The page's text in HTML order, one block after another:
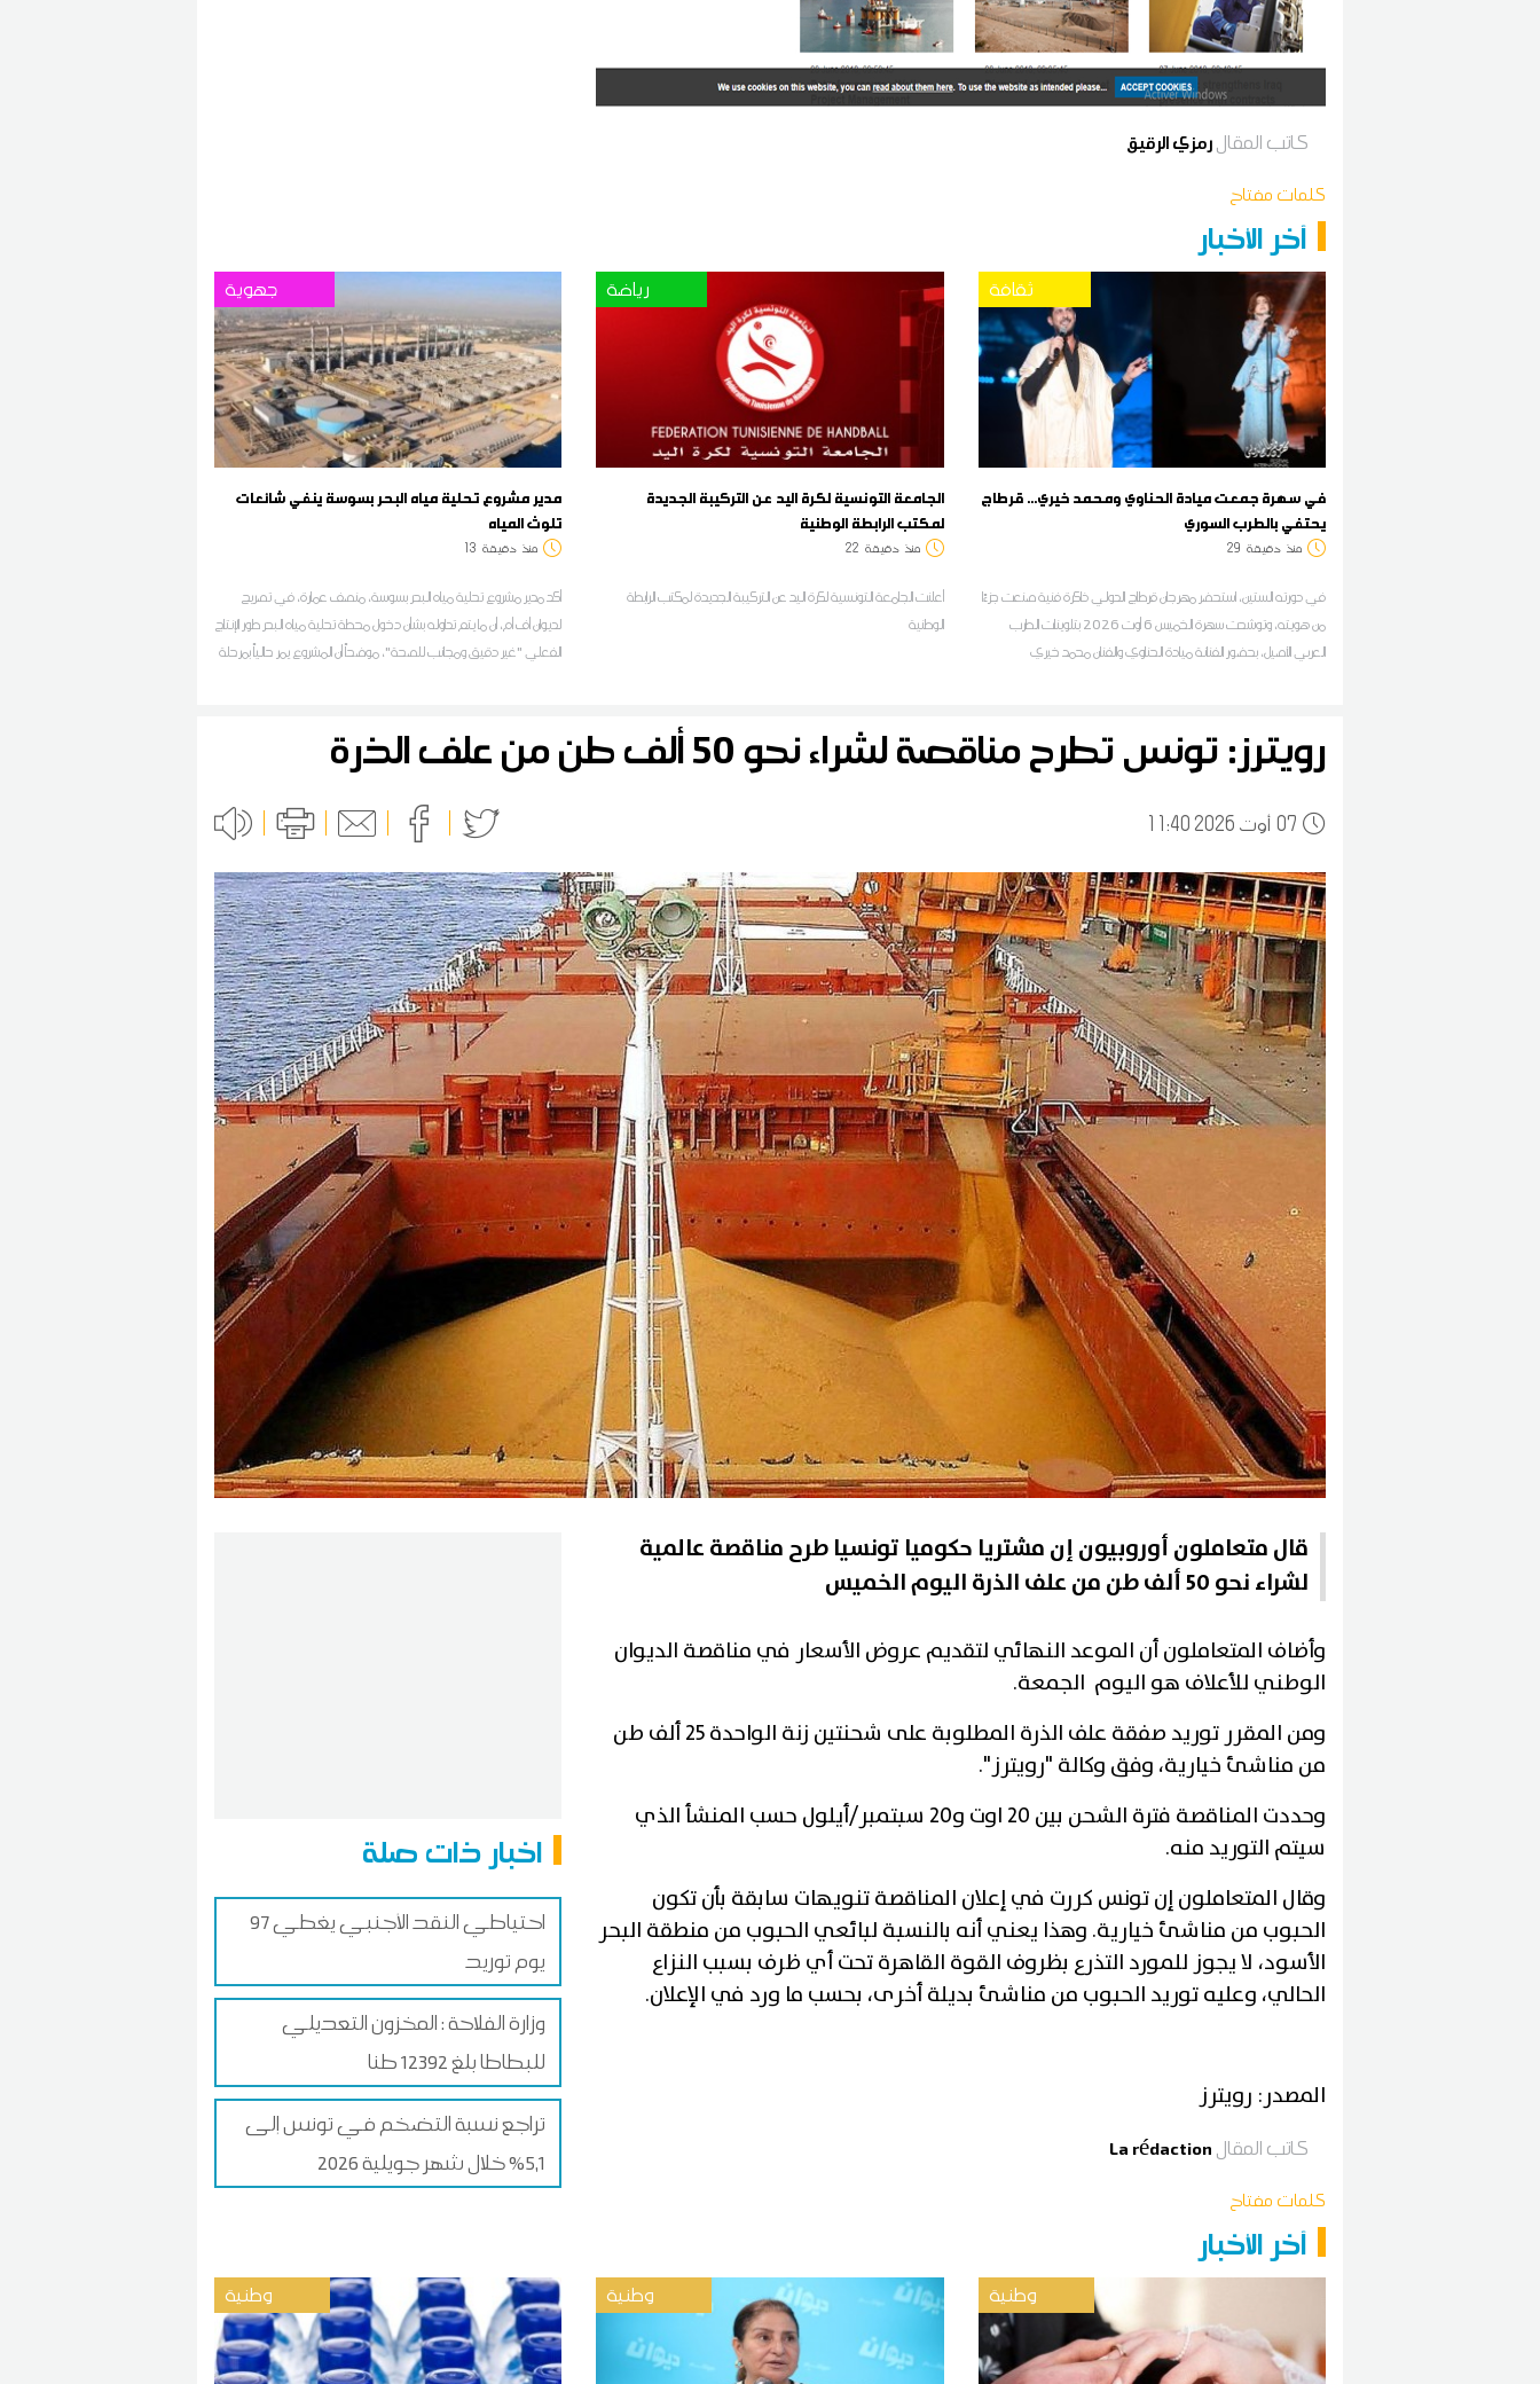
كاتب المقالرمزي الرقيق
كلمات مفتاح
آخر الأخبار
جهوية
مدير مشروع تحلية مياه البحر بسوسة ينفي شائعات
تلوث المياه
منذ دقيقة 13
أكد مدير مشروع تحلية مياه البحر بسوسة، منصف عمارة، في تصريح
لديوان أف أم، أن ما يتم تداوله بشأن دخول محطة تحلية مياه البحر طور الإنتاج
الفعلي "غير دقيق ومجانب للصحة"، موضحاً أن المشروع يمر حالياً بمرحلة
رياضة
الجامعة التونسية لكرة اليد عن التركيبة الجديدة
لمكتب الرابطة الوطنية
منذ دقيقة 22
أعلنت الجامعة التونسية لكرة اليد عن التركيبة الجديدة لمكتب الرابطة
الوطنية
ثقافة
في سهرة جمعت ميادة الحناوي ومحمد خيري... قرطاج
يحتفي بالطرب السوري
منذ دقيقة 29
في دورته الستين، استحضر مهرجان قرطاج الدولي ذاكرة فنية صنعت جزءًا
من هويته، وتوشحت سهرة الخميس 6 أوت 2026 بتلوينات الطرب
العربي الأصيل، بحضور الفنانة ميادة الحناوي والفنان محمد خيري
رويترز: تونس تطرح مناقصة لشراء نحو 50 ألف طن من علف الذرة
0711:40 2026 أوت
اخبار ذات صلة
احتياطي النقد الأجنبي يغطي 97
يوم توريد
وزارة الفلاحة : المخزون التعديلي
للبطاطا بلغ 12392 طنا
تراجع نسبة التضخم في تونس إلى
5,1% خلال شهر جويلية 2026
قال متعاملون أوروبيون إن مشتريا حكوميا تونسيا طرح مناقصة عالمية
لشراء نحو 50 ألف طن من علف الذرة اليوم الخميس
وأضاف المتعاملون أن الموعد النهائي لتقديم عروض الأسعار في مناقصة الديوان
الوطني للأعلاف هو اليوم الجمعة.
ومن المقرر توريد صفقة علف الذرة المطلوبة على شحنتين زنة الواحدة 25 ألف طن
من مناشئ خيارية، وفق وكالة "رويترز".
وحددت المناقصة فترة الشحن بين 20 اوت و20 سبتمبر/أيلول حسب المنشأ الذي
سيتم التوريد منه.
وقال المتعاملون إن تونس كررت في إعلان المناقصة تنويهات سابقة بأن تكون
الحبوب من مناشئ خيارية. وهذا يعني أنه بالنسبة لبائعي الحبوب من منطقة البحر
الأسود، لا يجوز للمورد التذرع بظروف القوة القاهرة تحت أي ظرف بسبب النزاع
الحالي، وعليه توريد الحبوب من مناشئ بديلة أخرى، بحسب ما ورد في الإعلان.
المصدر: رويترز
كاتب المقال La rédaction
كلمات مفتاح
آخر الأخبار
وطنية وطنية وطنية